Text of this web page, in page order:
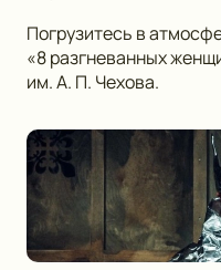
Погрузитесь в
«8 разгневанных
им. А. П. Чехова.